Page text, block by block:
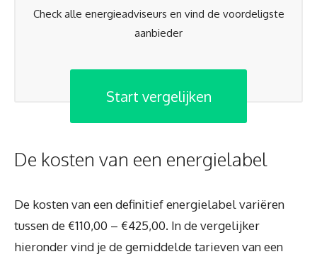
Check alle energieadviseurs en vind de voordeligste
aanbieder
Start vergelijken
De kosten van een energielabel
De kosten van een definitief energielabel variëren
tussen de €110,00 – €425,00. In de vergelijker
hieronder vind je de gemiddelde tarieven van een